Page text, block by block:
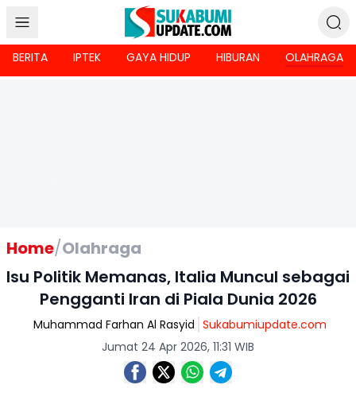
BERITA IPTEK GAYA HIDUP HIBURAN OLAHRAGA
Home/Olahraga
Isu Politik Memanas, Italia Muncul sebagai
Pengganti Iran di Piala Dunia 2026
Muhammad Farhan Al Rasyid Sukabumiupdate.com
Jumat 24 Apr 2026, 11:31 WIB